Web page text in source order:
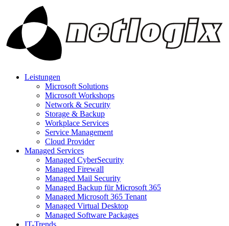
Leistungen
Microsoft Solutions
Microsoft Workshops
Network & Security
Storage & Backup
Workplace Services
Service Management
Cloud Provider
Managed Services
Managed CyberSecurity
Managed Firewall
Managed Mail Security
Managed Backup für Microsoft 365
Managed Microsoft 365 Tenant
Managed Virtual Desktop
Managed Software Packages